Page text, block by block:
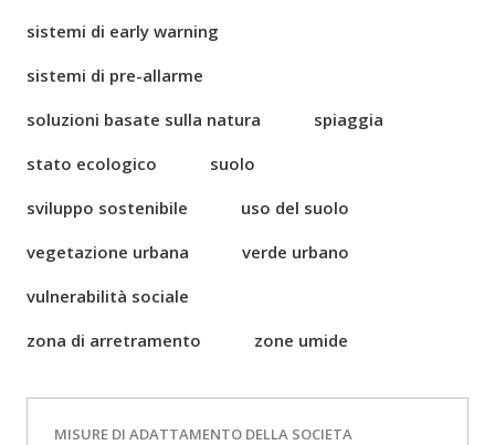
sistemi di early warning
sistemi di pre-allarme
soluzioni basate sulla natura
spiaggia
stato ecologico
suolo
sviluppo sostenibile
uso del suolo
vegetazione urbana
verde urbano
vulnerabilità sociale
zona di arretramento
zone umide
MISURE DI ADATTAMENTO DELLA SOCIETA